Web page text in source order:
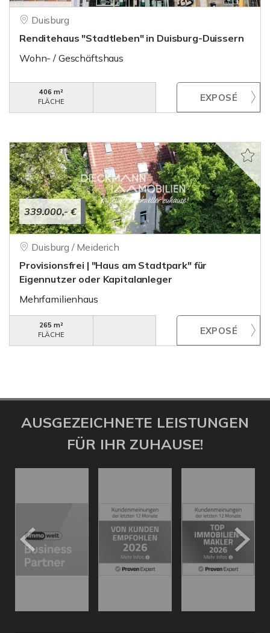
Duisburg
Renditehaus "Stadtleben" in Duisburg-Duissern
Wohn- / Geschäftshaus
406 m²
FLÄCHE
339.000,- €
Duisburg / Meiderich
Provisionsfrei | "Haus am Stadtpark" für
Eigennutzer oder Kapitalanleger
Mehrfamilienhaus
265 m²
FLÄCHE
AUSGEZEICHNETE LEISTUNGEN
FÜR IHR ZUHAUSE!